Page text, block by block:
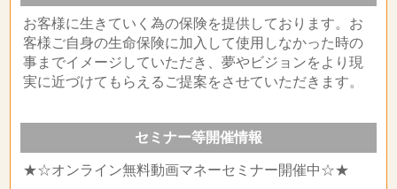
お客様に生きていく為の保険を提供しております。お
客様ご自身の生命保険に加入して使用しなかった時の
事までイメージしていただき、夢やビジョンをより現
実に近づけてもらえるご提案をさせていただきます。
セミナー等開催情報
★☆オンライン無料動画マネーセミナー開催中☆★